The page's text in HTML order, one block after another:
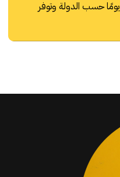
تتراوح مدة الشحن من 10 إلى 15 يومًا حسب الدولة وتوفر